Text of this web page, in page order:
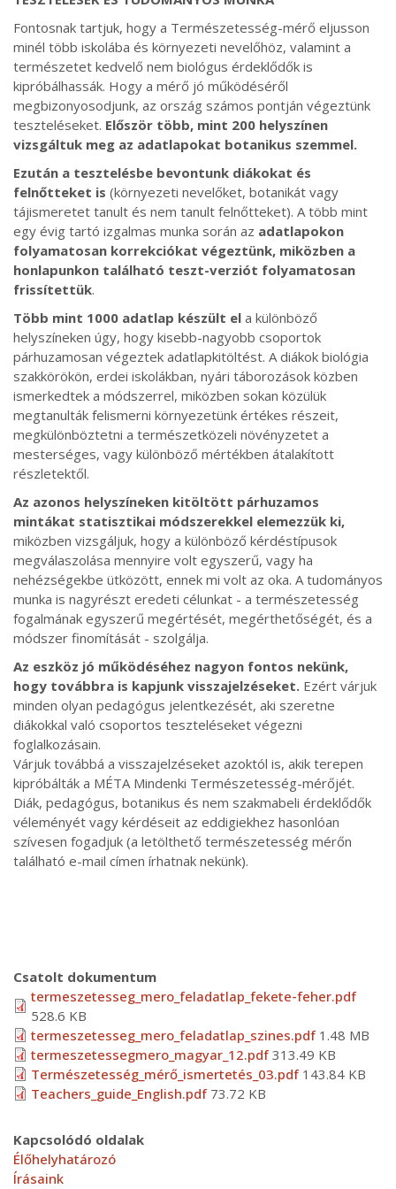
Fontosnak tartjuk, hogy a Természetesség-mérő eljusson
minél több iskolába és környezeti nevelőhöz, valamint a
természetet kedvelő nem biológus érdeklődők is
kipróbálhassák. Hogy a mérő jó működéséről
megbizonyosodjunk, az ország számos pontján végeztünk
teszteléseket. Először több, mint 200 helyszínen
vizsgáltuk meg az adatlapokat botanikus szemmel.
Ezután a tesztelésbe bevontunk diákokat és
felnőtteket is (környezeti nevelőket, botanikát vagy
tájismeretet tanult és nem tanult felnőtteket). A több mint
egy évig tartó izgalmas munka során az adatlapokon
folyamatosan korrekciókat végeztünk, miközben a
honlapunkon található teszt-verziót folyamatosan
frissítettük.
Több mint 1000 adatlap készült el a különböző
helyszíneken úgy, hogy kisebb-nagyobb csoportok
párhuzamosan végeztek adatlapkitöltést. A diákok biológia
szakkörökön, erdei iskolákban, nyári táborozások közben
ismerkedtek a módszerrel, miközben sokan közülük
megtanulták felismerni környezetünk értékes részeit,
megkülönböztetni a természetközeli növényzetet a
mesterséges, vagy különböző mértékben átalakított
részletektől.
Az azonos helyszíneken kitöltött párhuzamos
mintákat statisztikai módszerekkel elemezzük ki,
miközben vizsgáljuk, hogy a különböző kérdéstípusok
megválaszolása mennyire volt egyszerű, vagy ha
nehézségekbe ütközött, ennek mi volt az oka. A tudományos
munka is nagyrészt eredeti célunkat - a természetesség
fogalmának egyszerű megértését, megérthetőségét, és a
módszer finomítását - szolgálja.
Az eszköz jó működéséhez nagyon fontos nekünk,
hogy továbbra is kapjunk visszajelzéseket. Ezért várjuk
minden olyan pedagógus jelentkezését, aki szeretne
diákokkal való csoportos teszteléseket végezni
foglalkozásain.
Várjuk továbbá a visszajelzéseket azoktól is, akik terepen
kipróbálták a MÉTA Mindenki Természetesség-mérőjét.
Diák, pedagógus, botanikus és nem szakmabeli érdeklődők
véleményét vagy kérdéseit az eddigiekhez hasonlóan
szívesen fogadjuk (a letölthető természetesség mérőn
található e-mail címen írhatnak nekünk).
Csatolt dokumentum
termeszetesseg_mero_feladatlap_fekete-feher.pdf
528.6 KB
termeszetesseg_mero_feladatlap_szines.pdf 1.48 MB
termeszetessegmero_magyar_12.pdf 313.49 KB
Természetesség_mérő_ismertetés_03.pdf 143.84 KB
Teachers_guide_English.pdf 73.72 KB
Kapcsolódó oldalak
Élőhelyhatározó
Írásaink